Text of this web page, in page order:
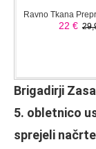
Brigadirji
5. obletnico
sprejeli